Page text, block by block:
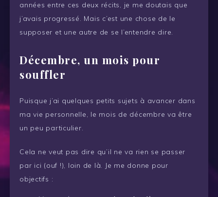
années entre ces deux récits, je me doutais que
j’avais progressé. Mais c’est une chose de le
supposer et une autre de se l’entendre dire.
Décembre, un mois pour
souffler
Puisque j’ai quelques petits sujets à avancer dans
ma vie personnelle, le mois de décembre va être
un peu particulier.
Cela ne veut pas dire qu’il ne va rien se passer
par ici (ouf !), loin de là. Je me donne pour
objectifs :